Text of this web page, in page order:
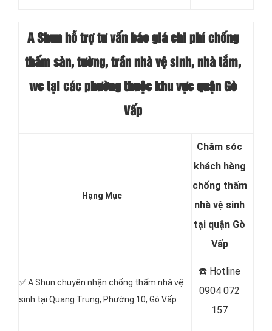
A Shun hỗ trợ tư vấn báo giá chi phí chống
thấm sàn, tường, trần nhà vệ sinh, nhà tắm,
wc tại các phường thuộc khu vực quận Gò
Vấp
Hạng Mục
Chăm sóc
khách hàng
chống thấm
nhà vệ sinh
tại quận Gò
Vấp
✅ A Shun chuyên nhận chống thấm nhà vệ
sinh tại Quang Trung, Phường 10, Gò Vấp
☎️ Hotline
0904 072
157